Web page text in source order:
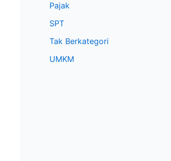
Pajak
SPT
Tak Berkategori
UMKM